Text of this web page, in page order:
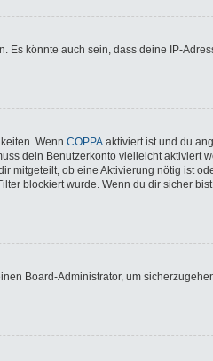
könnte auch sein, dass deine IP-
Wenn COPPA aktiviert ist und du
dein Benutzerkonto vielleicht aktiviert
mitgeteilt, ob eine Aktivierung nötig ist
blockiert wurde. Wenn du dir sicher
Board-Administrator, um